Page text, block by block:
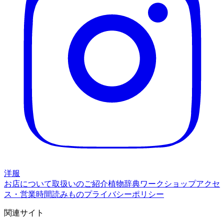
洋服
お店について取扱いのご紹介植物辞典ワークショップアクセ
ス・営業時間読みものプライバシーポリシー
関連サイト